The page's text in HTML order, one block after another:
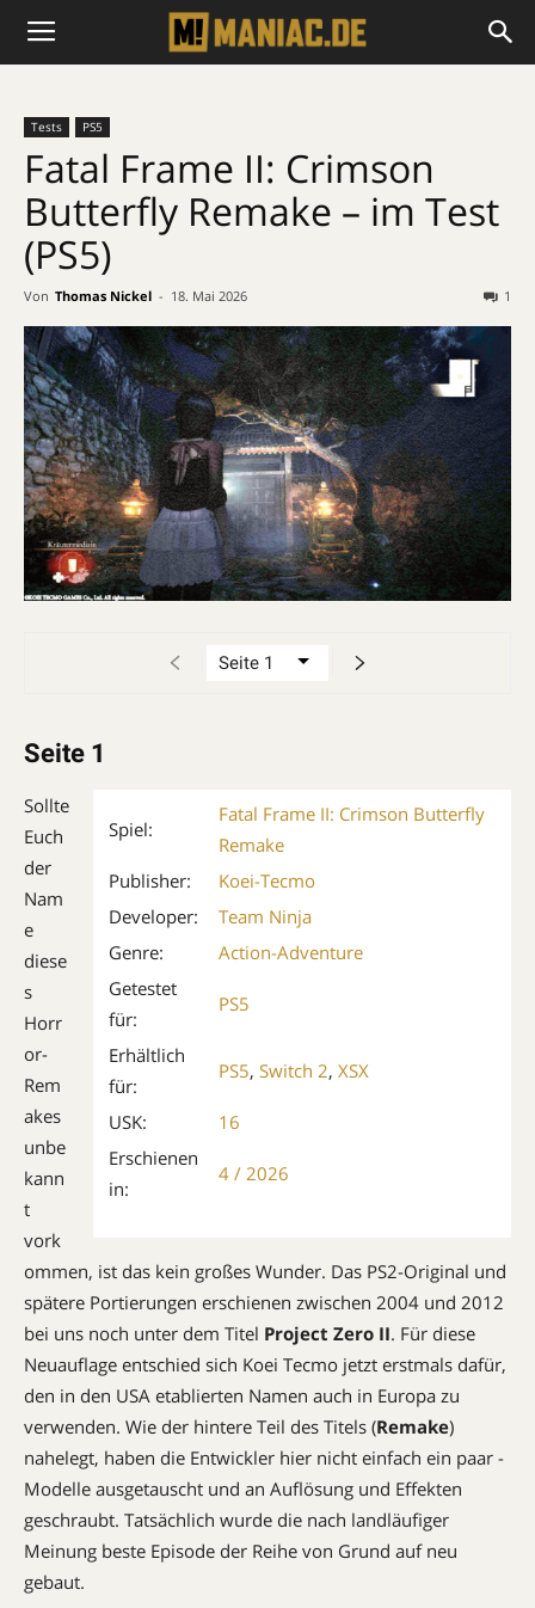
Tests PS5
Fatal Frame II: Crimson
Butterfly Remake – im Test
(PS5)
Von Thomas Nickel - 18. Mai 2026 1
Seite 1
Spiel:
Fatal Frame II: Crimson Butterfly
Remake
Publisher:
Koei-Tecmo
Developer:
Team Ninja
Genre:
Action-Adventure
Getestet
für:
PS5
Erhältlich
für:
PS5, Switch 2, XSX
USK:
16
Erschienen
in:
4 / 2026
Sollte
Euch
der
Nam
e
diese
s
Horr
or-
Rem
akes
unbe
kann
t
vork
ommen, ist das kein großes Wunder. Das PS2-Original und
spätere Portierungen erschienen zwischen 2004 und 2012
bei uns noch unter dem Titel Project Zero II. Für diese
Neuauflage entschied sich Koei Tecmo jetzt erstmals dafür,
den in den USA etablierten Namen auch in Europa zu
verwenden. Wie der hintere Teil des Titels (Remake)
nahelegt, haben die Entwickler hier nicht einfach ein paar ­
Modelle ausgetauscht und an Auflösung und Effekten
geschraubt. Tatsächlich wurde die nach landläufiger
Meinung beste Episode der Reihe von Grund auf neu
gebaut.